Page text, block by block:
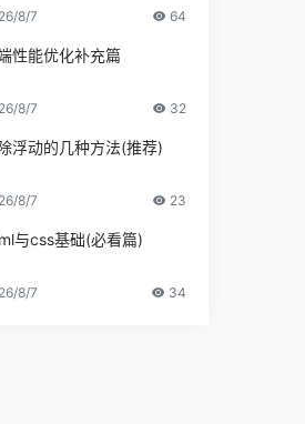
8/7 64
性能优化补充篇
8/7 32
浮动的几种方法(推荐)
8/7 23
与css基础(必看篇)
8/7 34